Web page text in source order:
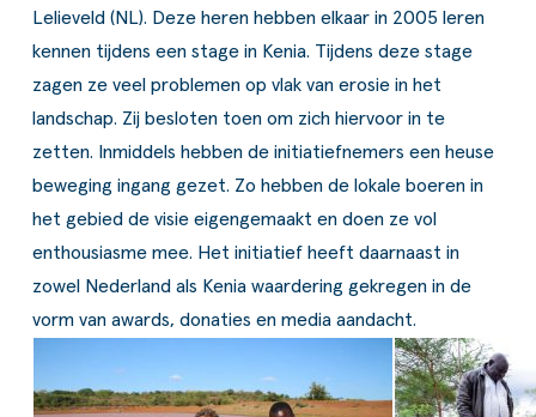
Lelieveld (NL). Deze heren hebben elkaar in 2005 leren
kennen tijdens een stage in Kenia. Tijdens deze stage
zagen ze veel problemen op vlak van erosie in het
landschap. Zij besloten toen om zich hiervoor in te
zetten. Inmiddels hebben de initiatiefnemers een heuse
beweging ingang gezet. Zo hebben de lokale boeren in
het gebied de visie eigengemaakt en doen ze vol
enthousiasme mee. Het initiatief heeft daarnaast in
zowel Nederland als Kenia waardering gekregen in de
vorm van awards, donaties en media aandacht.